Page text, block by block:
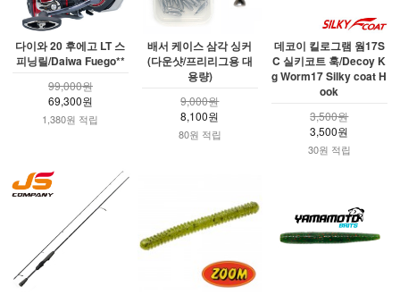
다이와 20 후에고 LT 스
피닝릴/Daiwa Fuego**
99,000원
69,300원
1,380원 적립
배서 케이스 삼각 싱커
(다운샷/프리리그용 대
용량)
9,000원
8,100원
80원 적립
데코이 킬로그램 웜17S
C 실키코트 훅/Decoy K
g Worm17 Silky coat H
ook
3,500원
3,500원
30원 적립